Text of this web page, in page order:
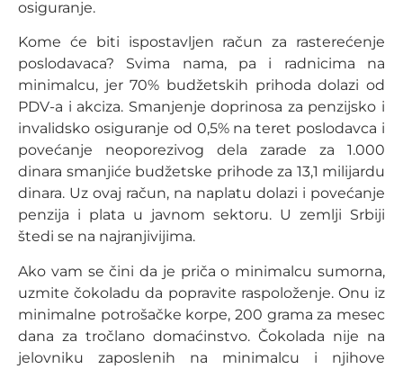
osiguranje.
Kome će biti ispostavljen račun za rasterećenje
poslodavaca? Svima nama, pa i radnicima na
minimalcu, jer 70% budžetskih prihoda dolazi od
PDV-a i akciza. Smanjenje doprinosa za penzijsko i
invalidsko osiguranje od 0,5% na teret poslodavca i
povećanje neoporezivog dela zarade za 1.000
dinara smanjiće budžetske prihode za 13,1 milijardu
dinara. Uz ovaj račun, na naplatu dolazi i povećanje
penzija i plata u javnom sektoru. U zemlji Srbiji
štedi se na najranjivijima.
Ako vam se čini da je priča o minimalcu sumorna,
uzmite čokoladu da popravite raspoloženje. Onu iz
minimalne potrošačke korpe, 200 grama za mesec
dana za tročlano domaćinstvo. Čokolada nije na
jelovniku zaposlenih na minimalcu i njihove